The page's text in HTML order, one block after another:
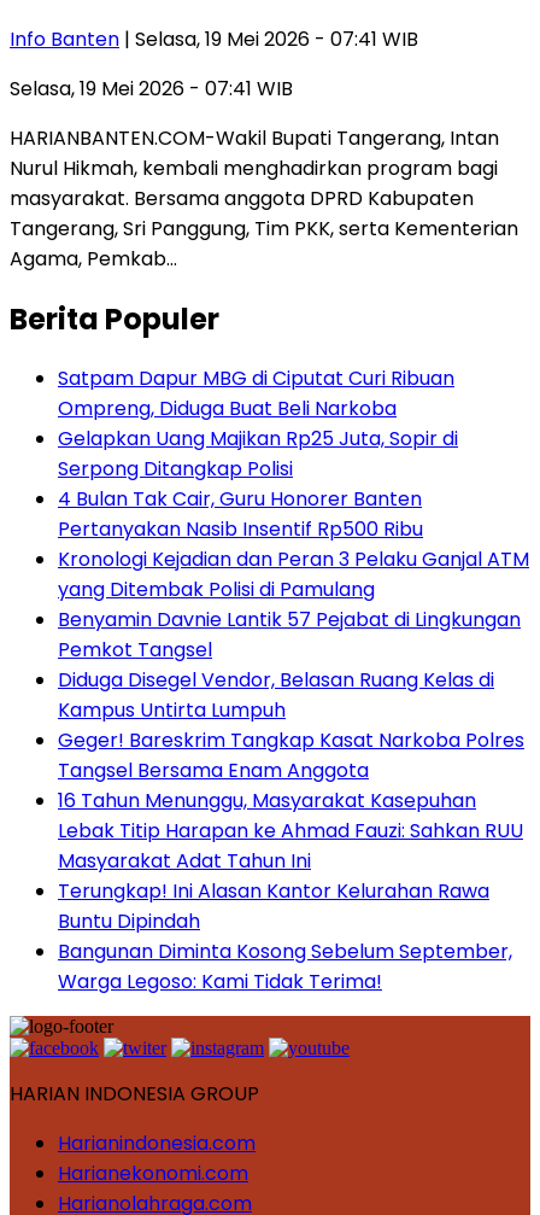
Info Banten | Selasa, 19 Mei 2026 - 07:41 WIB
Selasa, 19 Mei 2026 - 07:41 WIB
HARIANBANTEN.COM-Wakil Bupati Tangerang, Intan
Nurul Hikmah, kembali menghadirkan program bagi
masyarakat. Bersama anggota DPRD Kabupaten
Tangerang, Sri Panggung, Tim PKK, serta Kementerian
Agama, Pemkab…
Berita Populer
Satpam Dapur MBG di Ciputat Curi Ribuan
Ompreng, Diduga Buat Beli Narkoba
Gelapkan Uang Majikan Rp25 Juta, Sopir di
Serpong Ditangkap Polisi
4 Bulan Tak Cair, Guru Honorer Banten
Pertanyakan Nasib Insentif Rp500 Ribu
Kronologi Kejadian dan Peran 3 Pelaku Ganjal ATM
yang Ditembak Polisi di Pamulang
Benyamin Davnie Lantik 57 Pejabat di Lingkungan
Pemkot Tangsel
Diduga Disegel Vendor, Belasan Ruang Kelas di
Kampus Untirta Lumpuh
Geger! Bareskrim Tangkap Kasat Narkoba Polres
Tangsel Bersama Enam Anggota
16 Tahun Menunggu, Masyarakat Kasepuhan
Lebak Titip Harapan ke Ahmad Fauzi: Sahkan RUU
Masyarakat Adat Tahun Ini
Terungkap! Ini Alasan Kantor Kelurahan Rawa
Buntu Dipindah
Bangunan Diminta Kosong Sebelum September,
Warga Legoso: Kami Tidak Terima!
HARIAN INDONESIA GROUP
Harianindonesia.com
Harianekonomi.com
Harianolahraga.com